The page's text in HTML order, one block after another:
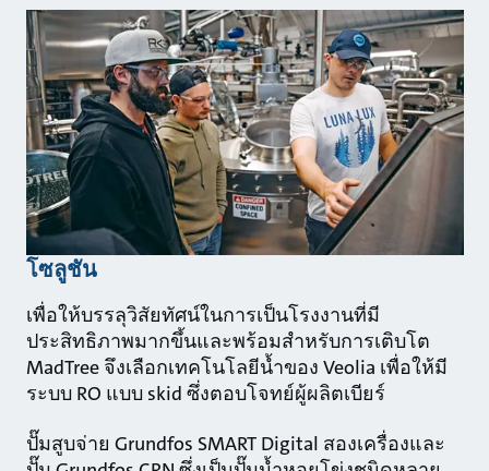
โซลูชัน
เพื่อให้บรรลุวิสัยทัศน์ในการเป็นโรงงานที่มี
ประสิทธิภาพมากขึ้นและพร้อมสำหรับการเติบโต
MadTree จึงเลือกเทคโนโลยีน้ำของ Veolia เพื่อให้มี
ระบบ RO แบบ skid ซึ่งตอบโจทย์ผู้ผลิตเบียร์
ปั๊มสูบจ่าย Grundfos SMART Digital สองเครื่องและ